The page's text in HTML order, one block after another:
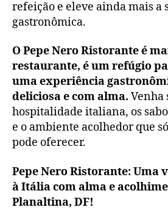
refeição e eleve ainda mais a
gastronômica.
O Pepe Nero Ristorante é
restaurante, é um refúgio
uma experiência
deliciosa e com alma. Venha
hospitalidade italiana, os
e o ambiente acolhedor que
pode oferecer.
Pepe Nero Ristorante: Uma
à Itália com alma e
Planaltina, DF!